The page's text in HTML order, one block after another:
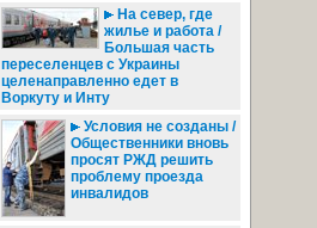
На север, где
жилье и работа /
Большая часть
переселенцев с Украины
целенаправленно едет в
Воркуту и Инту
Условия не созданы /
Общественники вновь
просят РЖД решить
проблему проезда
инвалидов